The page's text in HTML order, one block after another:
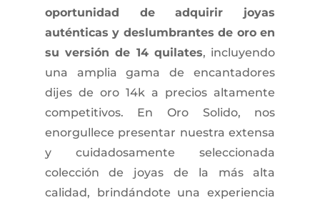
oportunidad de adquirir joyas
auténticas y deslumbrantes de oro en
su versión de 14 quilates, incluyendo
una amplia gama de encantadores
dijes de oro 14k a precios altamente
competitivos. En Oro Solido, nos
enorgullece presentar nuestra extensa
y cuidadosamente seleccionada
colección de joyas de la más alta
calidad, brindándote una experiencia